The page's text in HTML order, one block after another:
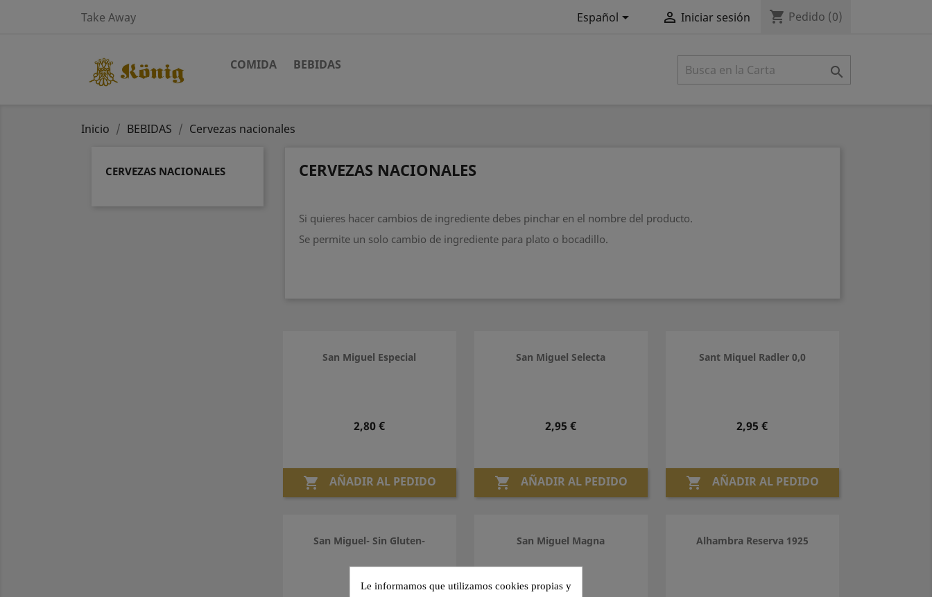
Take Away Español  Iniciar sesión shopping_cart Pedido (0)
COMIDA BEBIDAS 
Inicio BEBIDAS Cervezas nacionales
CERVEZAS NACIONALES CERVEZAS NACIONALES
Si quieres hacer cambios de ingrediente debes pinchar en el nombre del producto.
Se permite un solo cambio de ingrediente para plato o bocadillo.
San Miguel Especial
Precio
2,80 €
 AÑADIR AL PEDIDO
San Miguel Selecta
Precio
2,95 €
 AÑADIR AL PEDIDO
Sant Miquel Radler 0,0
Precio
2,95 €
 AÑADIR AL PEDIDO
San Miguel- Sin Gluten- San Miguel Magna Alhambra Reserva 1925
Le informamos que utilizamos cookies propias y